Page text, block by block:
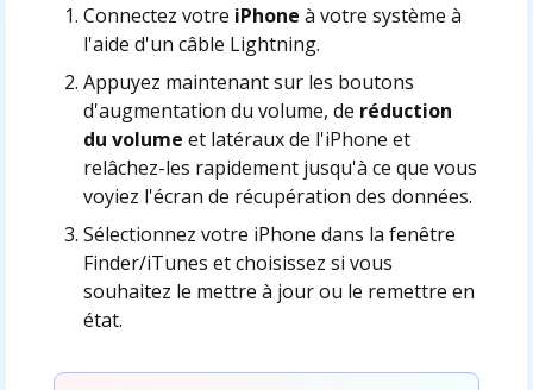
Connectez votre iPhoneà votre système à
l'aide d'un câble Lightning.
Appuyez maintenant sur les boutons
d'augmentation du volume, de réduction
du volumeet latéraux de l'iPhone et
relâchez-les rapidement jusqu'à ce que vous
voyiez l'écran de récupération des données.
Sélectionnez votre iPhone dans la fenêtre
Finder/iTunes et choisissez si vous
souhaitez le mettre à jour ou le remettre en
état.